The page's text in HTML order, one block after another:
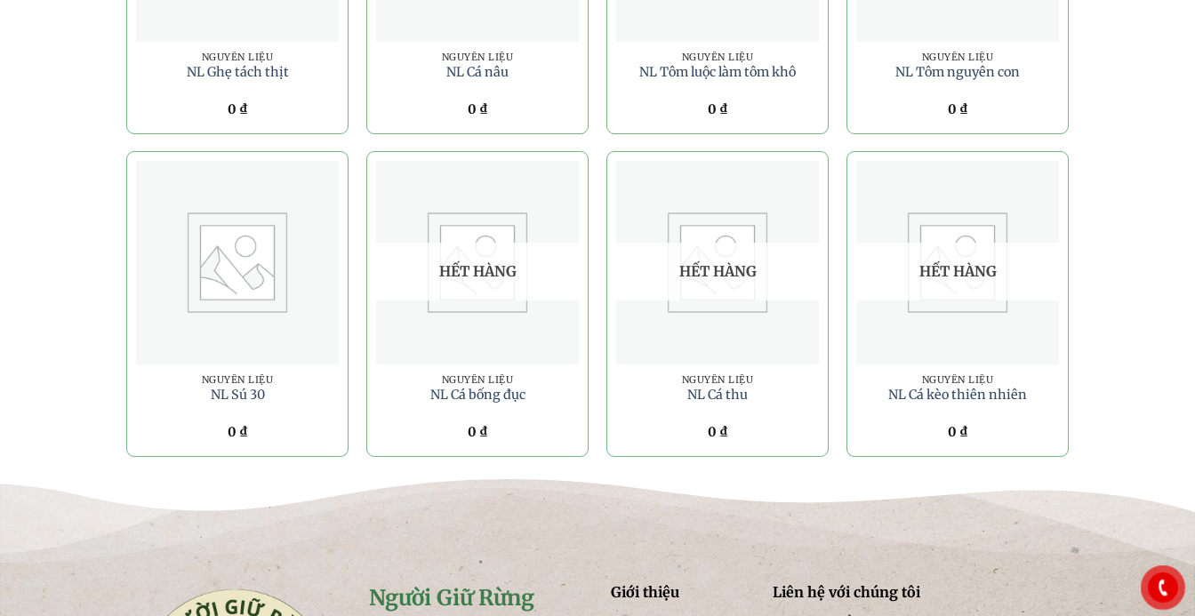
NGUYÊN LIỆU
NL Ghẹ tách thịt
0 ₫
NGUYÊN LIỆU
NL Cá nâu
0 ₫
NGUYÊN LIỆU
NL Tôm luộc làm tôm khô
0 ₫
NGUYÊN LIỆU
NL Tôm nguyên con
0 ₫
NGUYÊN LIỆU
NL Sú 30
0 ₫
HẾT HÀNG
NGUYÊN LIỆU
NL Cá bống đục
0 ₫
HẾT HÀNG
NGUYÊN LIỆU
NL Cá thu
0 ₫
HẾT HÀNG
NGUYÊN LIỆU
NL Cá kèo thiên nhiên
0 ₫
Người Giữ Rừng Giới thiệu
Liên hệ với chúng tôi